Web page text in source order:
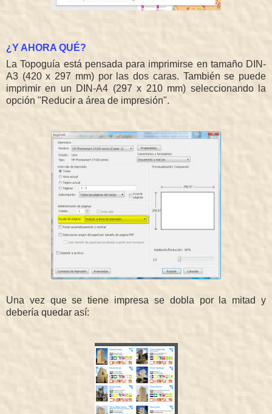
¿Y AHORA QUÉ?
La Topoguía está pensada para imprimirse en tamaño DIN-
A3 (420 x 297 mm) por las dos caras. También se puede
imprimir en un DIN-A4 (297 x 210 mm) seleccionando la
opción "Reducir a área de impresión".
Una vez que se tiene impresa se dobla por la mitad y
debería quedar así: